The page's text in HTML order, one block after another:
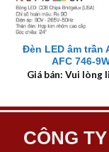
Đèn LED âm trần
AFC 746-
Giá bán: Vui lòng
CÔNG